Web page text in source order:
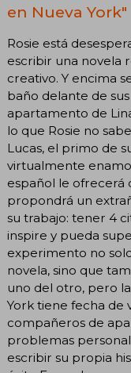
en Nueva York"
Rosie está
escribir una novela
creativo. Y encima
baño delante de
apartamento de
lo que Rosie no
Lucas, el primo de
virtualmente
español le
propondrá un
su trabajo: tener 4
inspire y pueda
experimento no
novela, sino que
uno del otro, pero
York tiene fecha de
compañeros de
problemas
escribir su propia